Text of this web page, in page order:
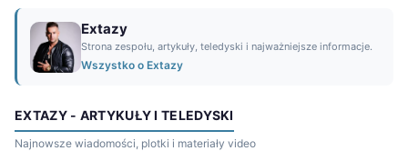
Extazy
Strona zespołu, artykuły, teledyski i najważniejsze informacje.
Wszystko o Extazy
EXTAZY - ARTYKUŁY I TELEDYSKI
Najnowsze wiadomości, plotki i materiały video